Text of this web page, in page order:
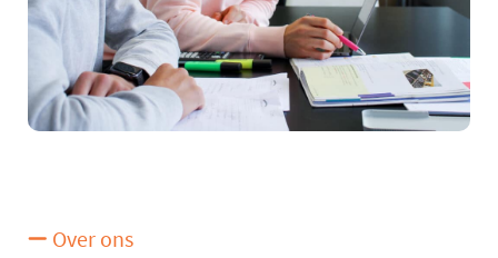
Over ons